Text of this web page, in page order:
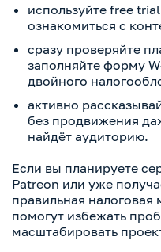
используйте free
ознакомиться с
сразу проверяйте
заполняйте форму
двойного
активно
без продвижения
найдёт аудиторию.
Если вы планируете
Patreon или уже
правильная налоговая
помогут избежать
масштабировать